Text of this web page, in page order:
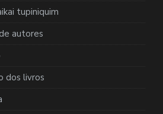
tupiniquim
autores
dos livros